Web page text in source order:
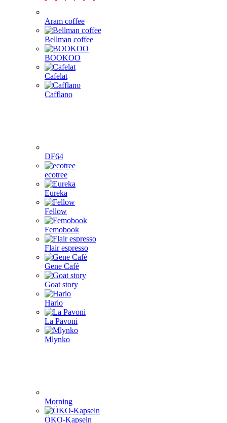
Aram coffee
Bellman coffee
BOOKOO
Cafelat
Cafflano
DF64
ecotree
Eureka
Fellow
Femobook
Flair espresso
Gene Café
Goat story
Hario
La Pavoni
Mlynko
Morning
ÖKO-Kapseln